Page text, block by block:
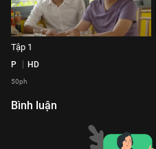
Tập 1
P HD
50ph
Bình luận